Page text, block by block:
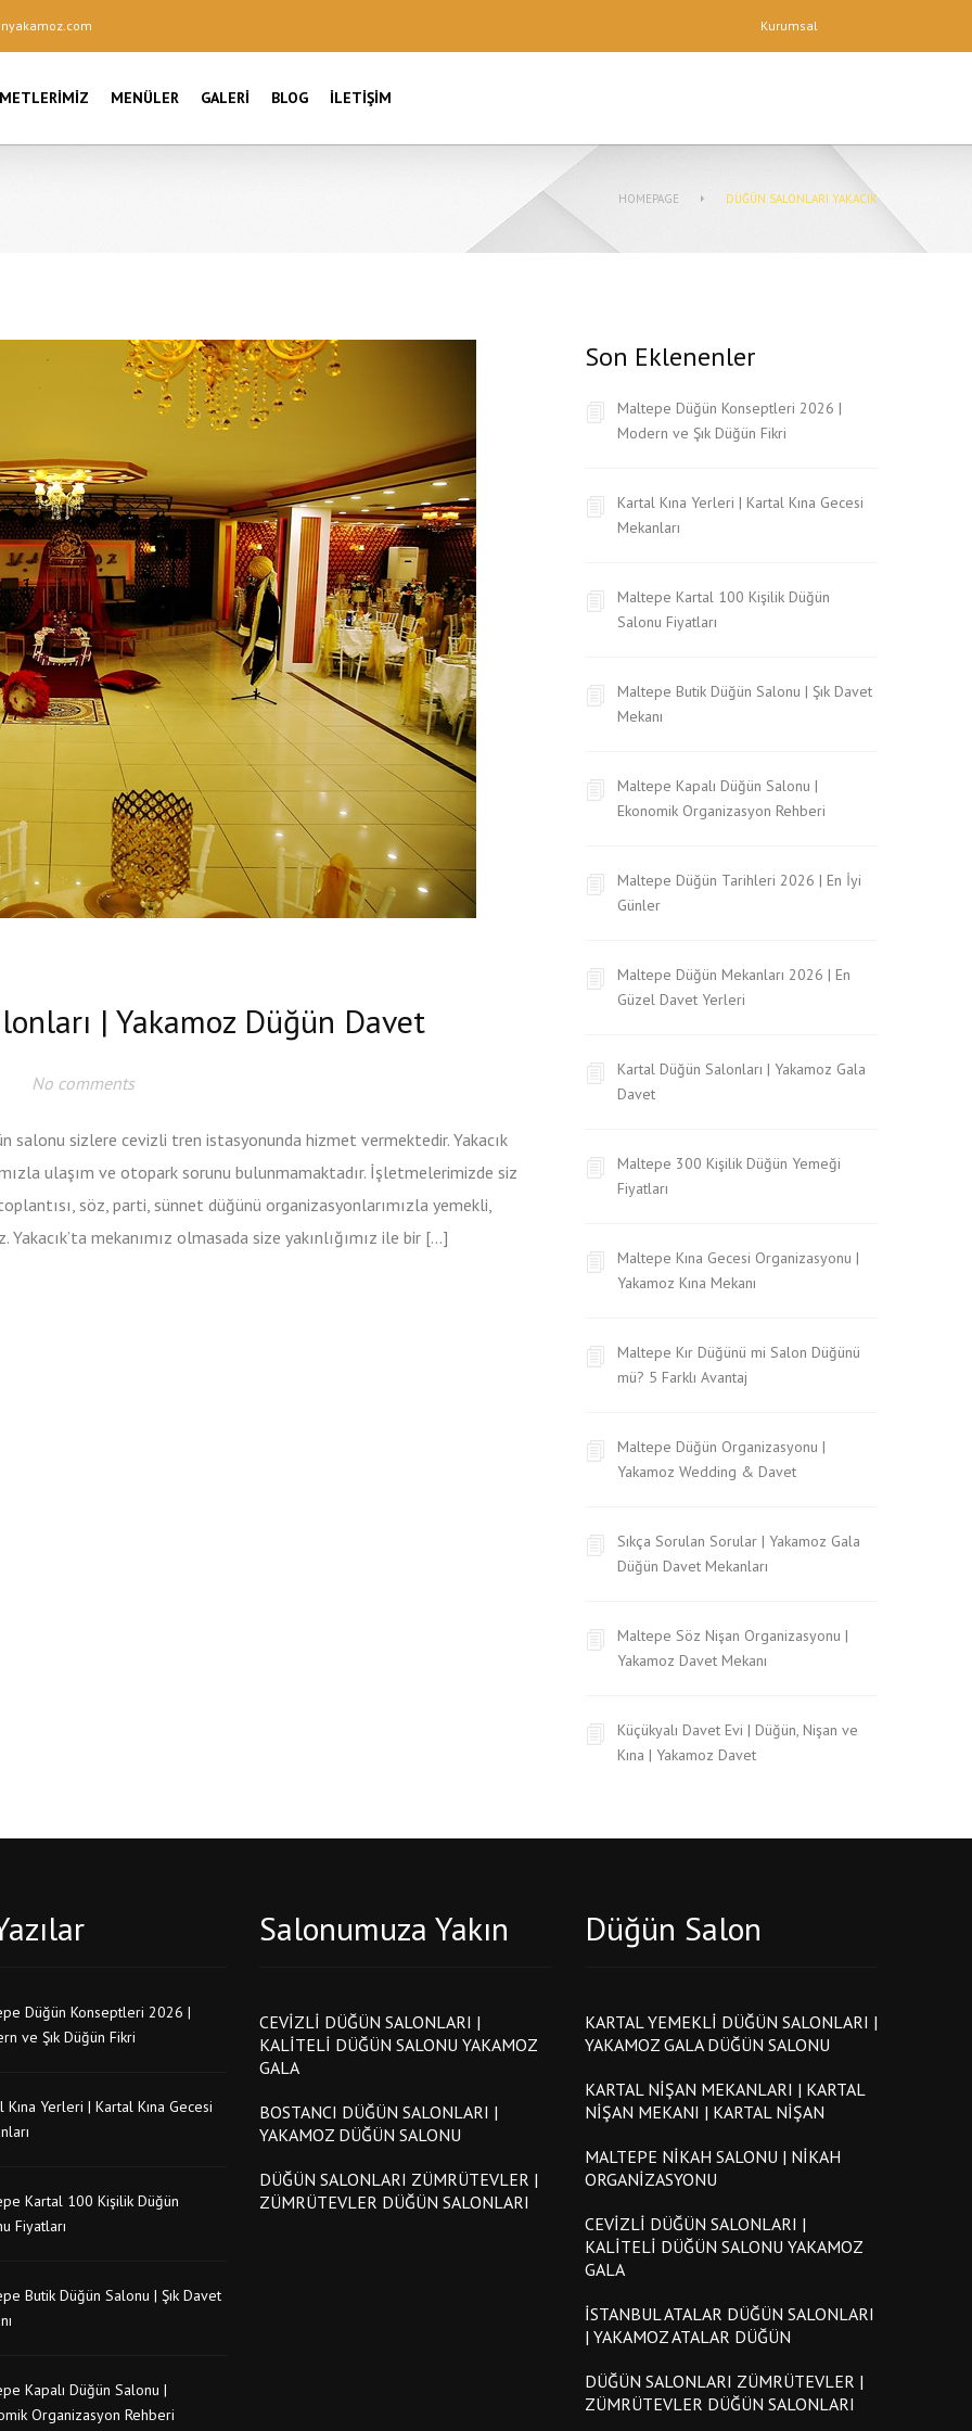
Kurumsal
MENÜLER GALERI BLOG İLETIŞIM
HOMEPAGE DÜĞÜN SALONLARI YAKACIK
| Yakamoz Düğün Davet
No comments
salonu sizlere cevizli tren istasyonunda hizmet vermektedir. Yakacık
ulaşım ve otopark sorunu bulunmamaktadır. İşletmelerimizde siz
söz, parti, sünnet düğünü organizasyonlarımızla yemekli,
mekanımız olmasada size yakınlığımız ile bir […]
Son Eklenenler
Maltepe Düğün Konseptleri 2026 |
Modern ve Şık Düğün Fikri
Kartal Kına Yerleri | Kartal Kına Gecesi
Mekanları
Maltepe Kartal 100 Kişilik Düğün
Salonu Fiyatları
Maltepe Butik Düğün Salonu | Şık Davet
Mekanı
Maltepe Kapalı Düğün Salonu |
Ekonomik Organizasyon Rehberi
Maltepe Düğün Tarihleri 2026 | En İyi
Günler
Maltepe Düğün Mekanları 2026 | En
Güzel Davet Yerleri
Kartal Düğün Salonları | Yakamoz Gala
Davet
Maltepe 300 Kişilik Düğün Yemeği
Fiyatları
Maltepe Kına Gecesi Organizasyonu |
Yakamoz Kına Mekanı
Maltepe Kır Düğünü mi Salon Düğünü
mü? 5 Farklı Avantaj
Maltepe Düğün Organizasyonu |
Yakamoz Wedding & Davet
Sıkça Sorulan Sorular | Yakamoz Gala
Düğün Davet Mekanları
Maltepe Söz Nişan Organizasyonu |
Yakamoz Davet Mekanı
Küçükyalı Davet Evi | Düğün, Nişan ve
Kına | Yakamoz Davet
Düğün Konseptleri 2026 |
ve Şık Düğün Fikri
Kına Yerleri | Kartal Kına Gecesi
Kartal 100 Kişilik Düğün
Fiyatları
Butik Düğün Salonu | Şık Davet
Kapalı Düğün Salonu |
Organizasyon Rehberi
Salonumuza Yakın
CEVIZLI DÜĞÜN SALONLARI |
KALITELI DÜĞÜN SALONU YAKAMOZ
GALA
BOSTANCI DÜĞÜN SALONLARI |
YAKAMOZ DÜĞÜN SALONU
DÜĞÜN SALONLARI ZÜMRÜTEVLER |
ZÜMRÜTEVLER DÜĞÜN SALONLARI
Düğün Salon
KARTAL YEMEKLI DÜĞÜN SALONLARI |
YAKAMOZ GALA DÜĞÜN SALONU
KARTAL NIŞAN MEKANLARI | KARTAL
NIŞAN MEKANI | KARTAL NIŞAN
MALTEPE NIKAH SALONU | NIKAH
ORGANIZASYONU
CEVIZLI DÜĞÜN SALONLARI |
KALITELI DÜĞÜN SALONU YAKAMOZ
GALA
İSTANBUL ATALAR DÜĞÜN SALONLARI
| YAKAMOZ ATALAR DÜĞÜN
DÜĞÜN SALONLARI ZÜMRÜTEVLER |
ZÜMRÜTEVLER DÜĞÜN SALONLARI